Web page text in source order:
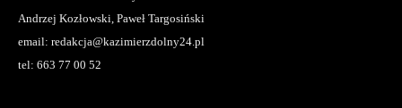
Andrzej Kozłowski, Paweł Targosiński
email: redakcja@kazimierzdolny24.pl
tel: 663 77 00 52